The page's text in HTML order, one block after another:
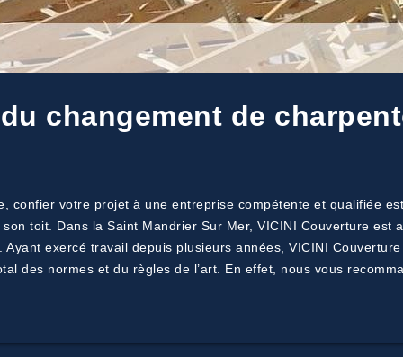
changement de
votre projet à une entreprise compétente et qualifiée
toit. Dans la Saint Mandrier Sur Mer, VICINI Couverture est
exercé travail depuis plusieurs années, VICINI
des normes et du règles de l’art. En effet, nous vous